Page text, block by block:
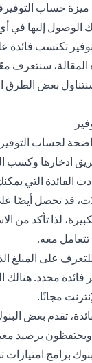
ميزة حساب
الوصول إليها في
تكتسب
المقالة، سنتعرف
بعض الطرق
لحساب
ادخارها وكسب
الفائدة التي
قد تحصل أيضًا
لذا تأكد من
تتعامل معه.
على المبلغ
فائدة محدد. هنالك
مجانًا.
تقدم بعض
ويحتفظون برصيد
برامج